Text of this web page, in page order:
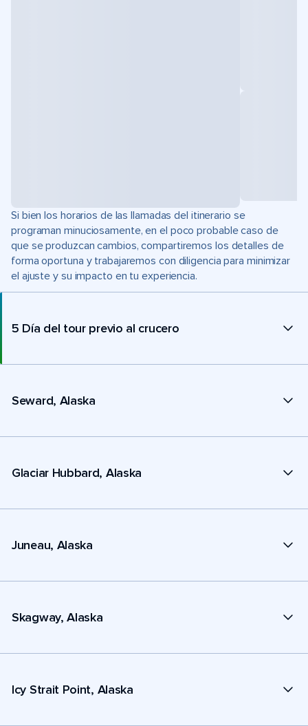
Si bien los horarios de las llamadas del itinerario se
programan minuciosamente, en el poco probable caso de
que se produzcan cambios, compartiremos los detalles de
forma oportuna y trabajaremos con diligencia para minimizar
el ajuste y su impacto en tu experiencia.
5 Día del tour previo al crucero
Seward, Alaska
Glaciar Hubbard, Alaska
Juneau, Alaska
Skagway, Alaska
Icy Strait Point, Alaska